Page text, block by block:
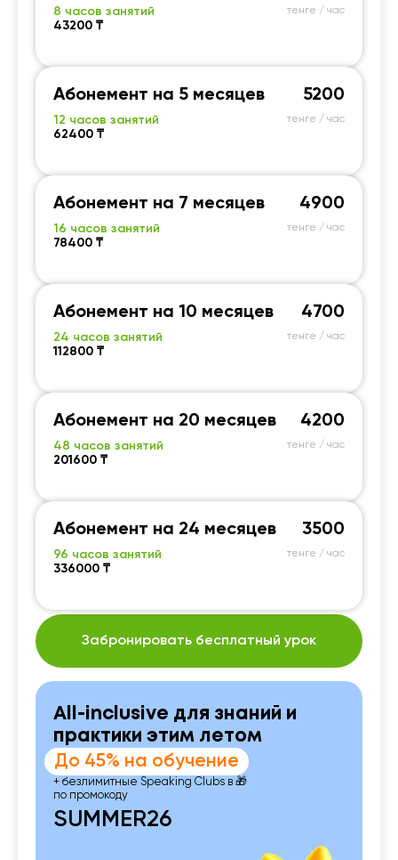
8 часов занятий
43200 ₸
тенге / час
Абонемент на 5 месяцев
12 часов занятий
62400 ₸
5200
тенге / час
Абонемент на 7 месяцев
16 часов занятий
78400 ₸
4900
тенге / час
Абонемент на 10 месяцев
24 часов занятий
112800 ₸
4700
тенге / час
Абонемент на 20 месяцев
48 часов занятий
201600 ₸
4200
тенге / час
Абонемент на 24 месяцев
96 часов занятий
336000 ₸
3500
тенге / час
Забронировать бесплатный урок
All-inclusive для знаний и
практики этим летом
До 45% на обучение
+ безлимитные Speaking Clubs в 🎁
по промокоду
SUMMER26